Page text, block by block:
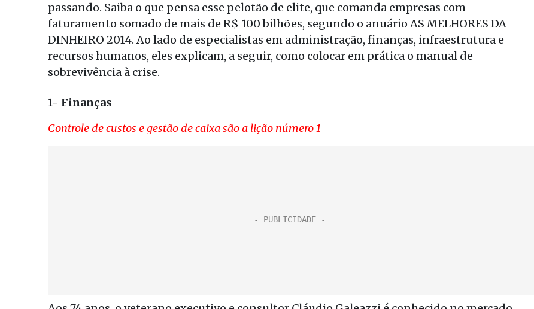
passando. Saiba o que pensa esse pelotão de elite, que comanda empresas com
faturamento somado de mais de R$ 100 bilhões, segundo o anuário AS MELHORES DA
DINHEIRO 2014. Ao lado de especialistas em administração, finanças, infraestrutura e
recursos humanos, eles explicam, a seguir, como colocar em prática o manual de
sobrevivência à crise.
1- Finanças
Controle de custos e gestão de caixa são a lição número 1